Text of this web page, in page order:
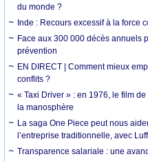
du monde ?
Inde : Recours excessif à la force
Face aux 300 000 décès annuels
prévention
EN DIRECT | Comment mieux
conflits ?
« Taxi Driver » : en 1976, le film
la manosphère
La saga One Piece peut nous
l’entreprise traditionnelle, avec
Transparence salariale : une